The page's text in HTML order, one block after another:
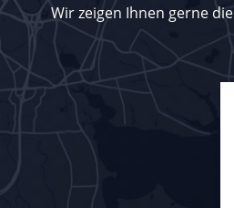
Wir zeigen Ihnen gerne